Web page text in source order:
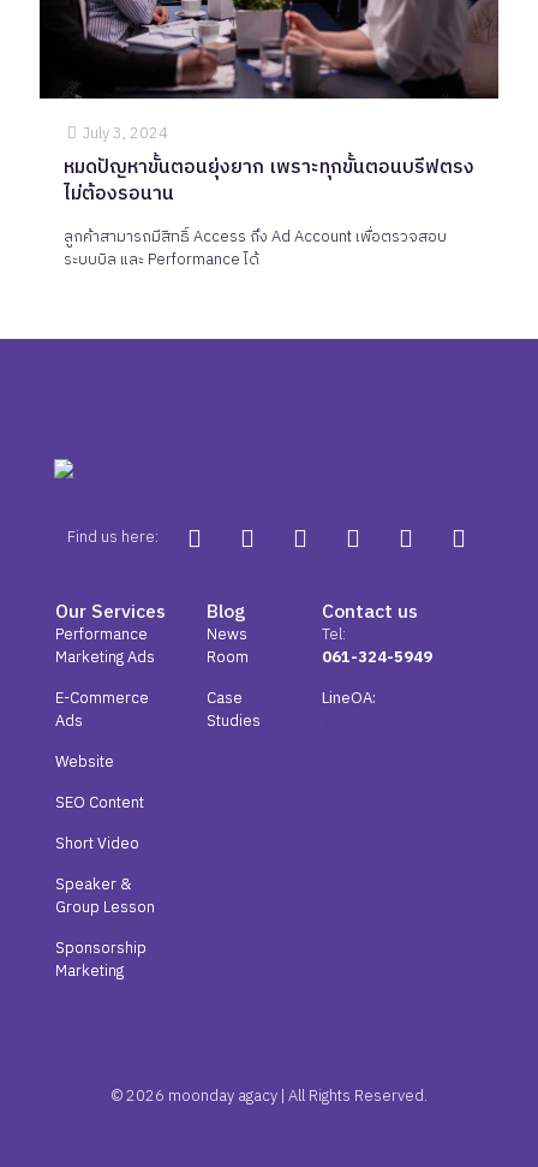
July 3, 2024
หมดปัญหาขั้นตอนยุ่งยาก เพราะทุกขั้นตอนบรีฟตรง
ไม่ต้องรอนาน
ลูกค้าสามารถมีสิทธิ์ Access ถึง Ad Account เพื่อตรวจสอบ
ระบบบิล และ Performance ได้
Find us here:
Our Services
Performance
Marketing Ads
E-Commerce
Ads
Website
SEO Content
Short Video
Speaker &
Group Lesson
Sponsorship
Marketing
Blog
News
Room
Case
Studies
Contact us
Tel:
061-324-5949
LineOA:
© 2026 moonday agacy | All Rights Reserved.